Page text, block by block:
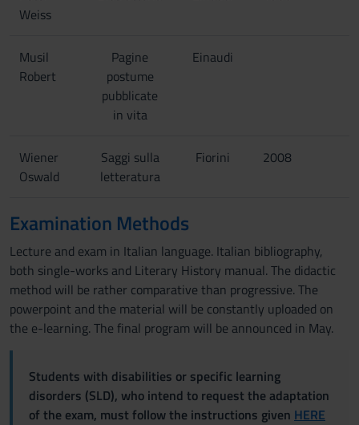
Weiss
Musil
Robert
Pagine
postume
pubblicate
in vita
Einaudi
Wiener
Oswald
Saggi sulla
letteratura
Fiorini 2008
Examination Methods
Lecture and exam in Italian language. Italian bibliography,
both single-works and Literary History manual. The didactic
method will be rather comparative than progressive. The
powerpoint and the material will be constantly uploaded on
the e-learning. The final program will be announced in May.
Students with disabilities or specific learning
disorders (SLD), who intend to request the adaptation
of the exam, must follow the instructions given HERE